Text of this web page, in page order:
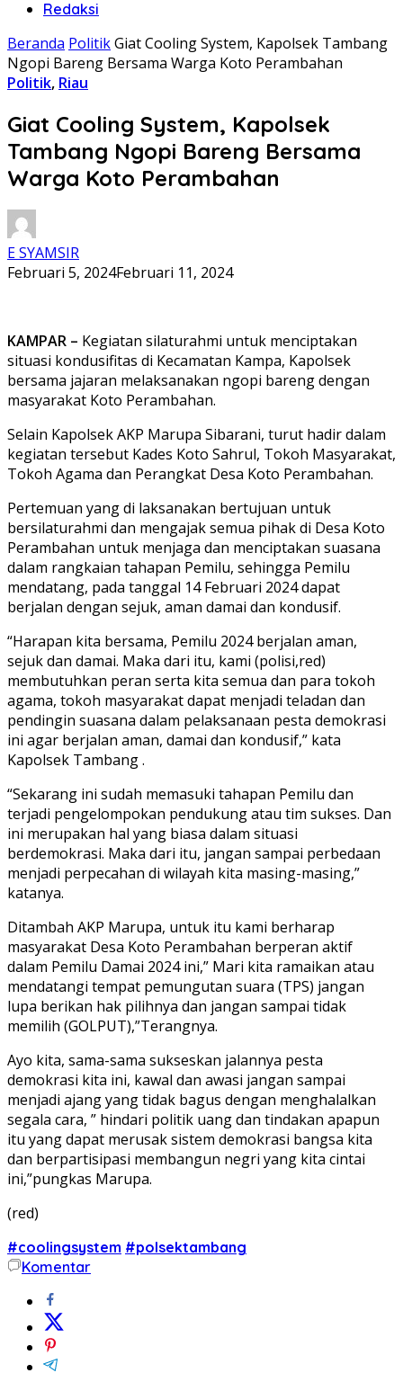
Redaksi
Beranda PolitikGiat Cooling System, Kapolsek Tambang
Ngopi Bareng Bersama Warga Koto Perambahan
Politik, Riau
Giat Cooling System, Kapolsek
Tambang Ngopi Bareng Bersama
Warga Koto Perambahan
E SYAMSIR
Februari 5, 2024Februari 11, 2024
KAMPAR – Kegiatan silaturahmi untuk menciptakan
situasi kondusifitas di Kecamatan Kampa, Kapolsek
bersama jajaran melaksanakan ngopi bareng dengan
masyarakat Koto Perambahan.
Selain Kapolsek AKP Marupa Sibarani, turut hadir dalam
kegiatan tersebut Kades Koto Sahrul, Tokoh Masyarakat,
Tokoh Agama dan Perangkat Desa Koto Perambahan.
Pertemuan yang di laksanakan bertujuan untuk
bersilaturahmi dan mengajak semua pihak di Desa Koto
Perambahan untuk menjaga dan menciptakan suasana
dalam rangkaian tahapan Pemilu, sehingga Pemilu
mendatang, pada tanggal 14 Februari 2024 dapat
berjalan dengan sejuk, aman damai dan kondusif.
“Harapan kita bersama, Pemilu 2024 berjalan aman,
sejuk dan damai. Maka dari itu, kami (polisi,red)
membutuhkan peran serta kita semua dan para tokoh
agama, tokoh masyarakat dapat menjadi teladan dan
pendingin suasana dalam pelaksanaan pesta demokrasi
ini agar berjalan aman, damai dan kondusif,” kata
Kapolsek Tambang .
“Sekarang ini sudah memasuki tahapan Pemilu dan
terjadi pengelompokan pendukung atau tim sukses. Dan
ini merupakan hal yang biasa dalam situasi
berdemokrasi. Maka dari itu, jangan sampai perbedaan
menjadi perpecahan di wilayah kita masing-masing,”
katanya.
Ditambah AKP Marupa, untuk itu kami berharap
masyarakat Desa Koto Perambahan berperan aktif
dalam Pemilu Damai 2024 ini,” Mari kita ramaikan atau
mendatangi tempat pemungutan suara (TPS) jangan
lupa berikan hak pilihnya dan jangan sampai tidak
memilih (GOLPUT),”Terangnya.
Ayo kita, sama-sama sukseskan jalannya pesta
demokrasi kita ini, kawal dan awasi jangan sampai
menjadi ajang yang tidak bagus dengan menghalalkan
segala cara, ” hindari politik uang dan tindakan apapun
itu yang dapat merusak sistem demokrasi bangsa kita
dan berpartisipasi membangun negri yang kita cintai
ini,”pungkas Marupa.
(red)
#coolingsystem #polsektambang
Komentar